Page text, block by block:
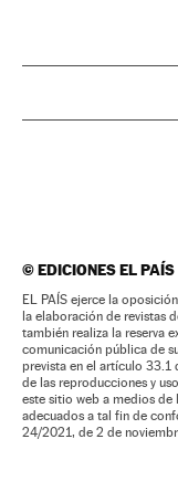
©EDICIONES EL PAÍS
EL PAÍS ejerce la
la elaboración de revistas
también realiza la reserva
comunicación pública de
prevista en el artículo 33.1
de las reproducciones y
este sitio web a medios de
adecuados a tal fin de
24/2021, de 2 de